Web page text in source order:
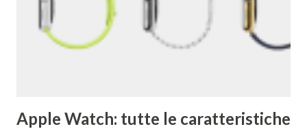
Doodle fu dedicato al festival Burning Man nel 1998. Brin e
Page lo usarono per avvertire gli utenti che per quel
weekend non erano in ufficio. 4) Il primo chef assunto ...
Apple Watch: tutte le caratteristiche